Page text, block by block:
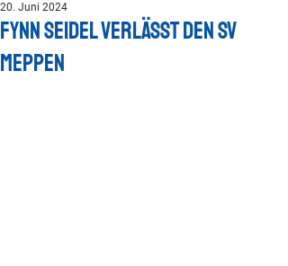
Fynn Seidel verlässt den SV
Meppen
20. Juni 2024